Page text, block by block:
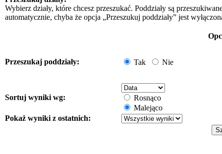
Wybierz działy, które chcesz przeszukać. Poddziały są
automatycznie, chyba że opcja „Przeszukuj poddziały” jest
Przeszukaj poddziały: Tak Nie
Sortuj wyniki wg:
Rosnąco
Malejąco
Pokaż wyniki z ostatnich: